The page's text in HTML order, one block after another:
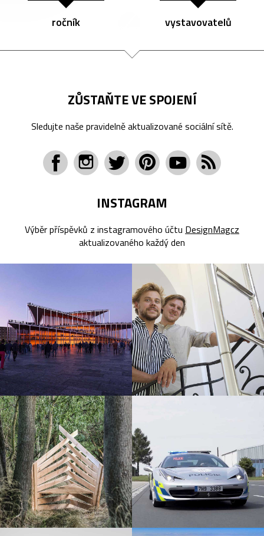
ročník vystavovatelů
ZŮSTAŇTE VE SPOJENÍ
Sledujte naše pravidelně aktualizované sociální sítě.
INSTAGRAM
Výběr příspěvků z instagramového účtu DesignMagcz
aktualizovaného každý den